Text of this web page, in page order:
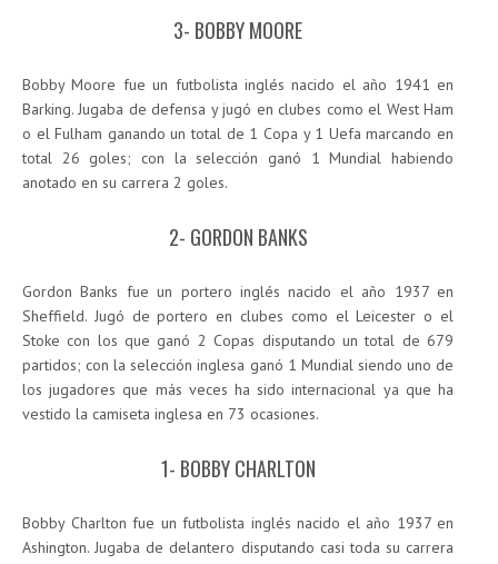
3- BOBBY MOORE
Bobby Moore fue un futbolista inglés nacido el año 1941 en
Barking. Jugaba de defensa y jugó en clubes como el West Ham
o el Fulham ganando un total de 1 Copa y 1 Uefa marcando en
total 26 goles; con la selección ganó 1 Mundial habiendo
anotado en su carrera 2 goles.
2- GORDON BANKS
Gordon Banks fue un portero inglés nacido el año 1937 en
Sheffield. Jugó de portero en clubes como el Leicester o el
Stoke con los que ganó 2 Copas disputando un total de 679
partidos; con la selección inglesa ganó 1 Mundial siendo uno de
los jugadores que más veces ha sido internacional ya que ha
vestido la camiseta inglesa en 73 ocasiones.
1- BOBBY CHARLTON
Bobby Charlton fue un futbolista inglés nacido el año 1937 en
Ashington. Jugaba de delantero disputando casi toda su carrera